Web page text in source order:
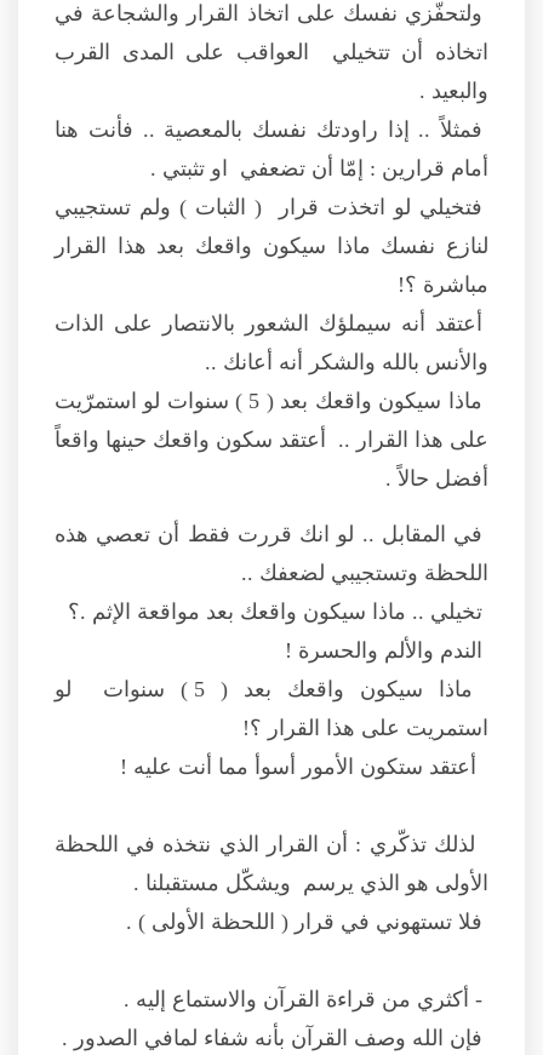
ولتحفّزي نفسك على اتخاذ القرار والشجاعة في
اتخاذه أن تتخيلي العواقب على المدى القرب
والبعيد .
فمثلاً .. إذا راودتك نفسك بالمعصية .. فأنت هنا
أمام قرارين : إمّا أن تضعفي او تثبتي .
فتخيلي لو اتخذت قرار ( الثبات ) ولم تستجيبي
لنازع نفسك ماذا سيكون واقعك بعد هذا القرار
مباشرة ؟!
أعتقد أنه سيملؤك الشعور بالانتصار على الذات
والأنس بالله والشكر أنه أعانك ..
ماذا سيكون واقعك بعد ( 5 ) سنوات لو استمرّيت
على هذا القرار .. أعتقد سكون واقعك حينها واقعاً
أفضل حالاً .
في المقابل .. لو انك قررت فقط أن تعصي هذه
اللحظة وتستجيبي لضعفك ..
تخيلي .. ماذا سيكون واقعك بعد مواقعة الإثم .؟
الندم والألم والحسرة !
ماذا سيكون واقعك بعد ( 5 ) سنوات لو
استمريت على هذا القرار ؟!
أعتقد ستكون الأمور أسوأ مما أنت عليه !
لذلك تذكّري : أن القرار الذي نتخذه في اللحظة
الأولى هو الذي يرسم ويشكّل مستقبلنا .
فلا تستهوني في قرار ( اللحظة الأولى ) .
- أكثري من قراءة القرآن والاستماع إليه .
فإن الله وصف القرآن بأنه شفاء لمافي الصدور .